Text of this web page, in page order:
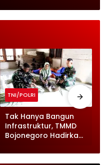
TNI/POLRI
Tak Hanya Bangun
Infrastruktur, TMMD
Bojonegoro Hadirkan
Prajurit Anyam Tikar